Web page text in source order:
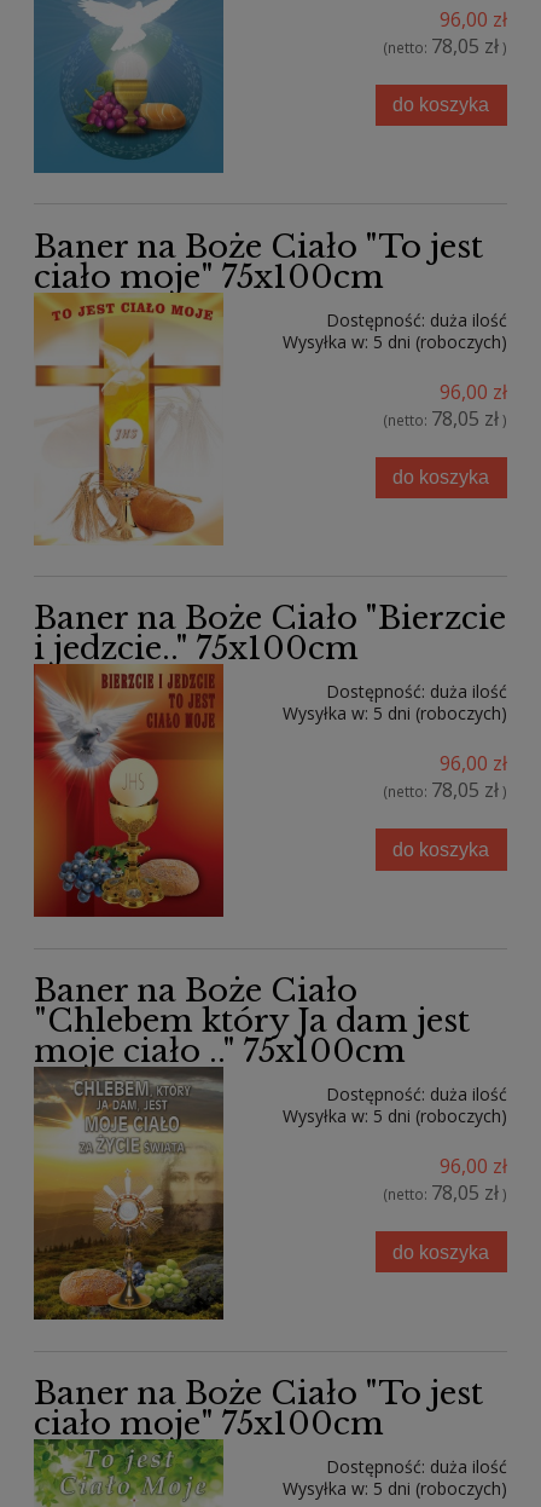
96,00 zł
(netto: 78,05 zł)
do koszyka
Baner na Boże Ciało "To jest
ciało moje" 75x100cm
Dostępność: duża ilość
Wysyłka w: 5 dni (roboczych)
96,00 zł
(netto: 78,05 zł)
do koszyka
Baner na Boże Ciało "Bierzcie
i jedzcie.." 75x100cm
Dostępność: duża ilość
Wysyłka w: 5 dni (roboczych)
96,00 zł
(netto: 78,05 zł)
do koszyka
Baner na Boże Ciało
"Chlebem który Ja dam jest
moje ciało .." 75x100cm
Dostępność: duża ilość
Wysyłka w: 5 dni (roboczych)
96,00 zł
(netto: 78,05 zł)
do koszyka
Baner na Boże Ciało "To jest
ciało moje" 75x100cm
Dostępność: duża ilość
Wysyłka w: 5 dni (roboczych)